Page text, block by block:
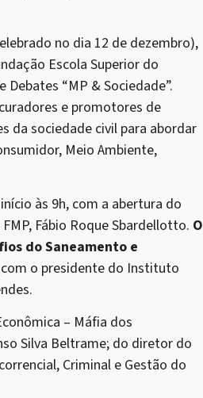
no dia 12 de dezembro),
Escola Superior do
“MP & Sociedade”.
e promotores de
da sociedade civil para abordar
Meio Ambiente,
às 9h, com a abertura do
Fábio Roque Sbardellotto. O
do Saneamento e
o presidente do Instituto
– Máfia dos
Silva Beltrame; do diretor do
Criminal e Gestão do